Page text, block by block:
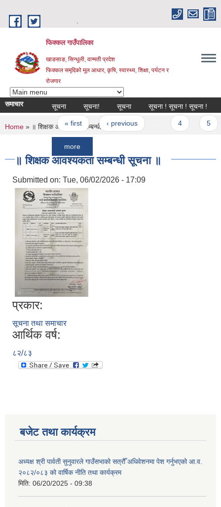
फिक्कल गाउँपालिका
खाङसाङ, सिन्धुली, वाग्मती प्रदेश
फिक्कल समृद्दिको मूल आधार, कृषि, स्वास्थ्य, शिक्षा, पर्यटन र
रोजगार
समाचार सूचना! सूचना सूचना ! सूचना ! सूचना !
Pages
« first ‹ previous …
You are here
Home » ॥ शिक्षक आवश्यकता सम्बन्धी सूचना ॥
॥ शिक्षक आवश्यकता सम्बन्धी सूचना ॥
Submitted on: Tue, 06/02/2026 - 17:09
प्रकार:
सूचना तथा समाचार
आर्थिक वर्ष:
८२/८३
बजेट तथा कार्यक्रम
अध्यक्ष श्री पार्वती सुनुवारले गाउँसभाको सत्रौँ अधिवेशनमा पेश गर्नुभएको आ.व.
२०८२/०८३ को वार्षिक नीति तथा कार्यक्रम
मिति: 06/20/2025 - 09:38